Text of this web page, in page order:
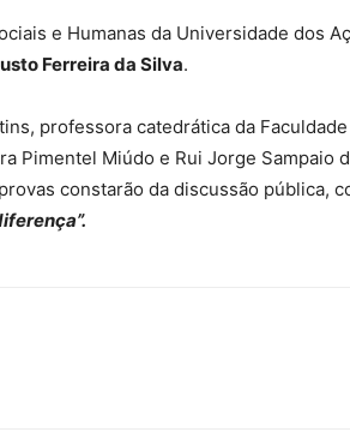
e Humanas da Universidade dos
Ferreira da Silva.
professora catedrática da
Pimentel Miúdo e Rui Jorge Sampaio
constarão da discussão pública,